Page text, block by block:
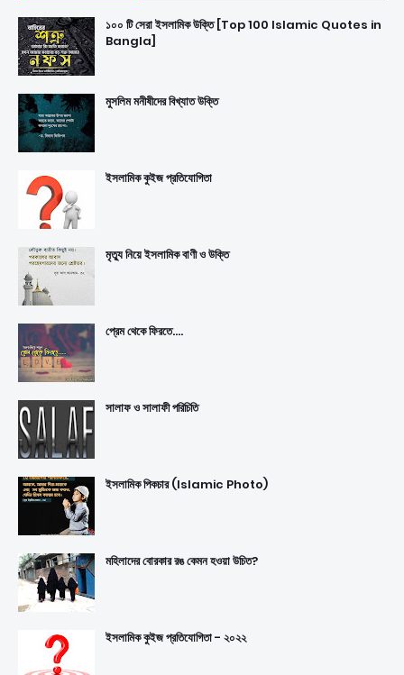
১০০ টি সেরা ইসলামিক উক্তি [Top 100 Islamic Quotes in
Bangla]
মুসলিম মনীষীদের বিখ্যাত উক্তি
ইসলামিক কুইজ প্রতিযোগিতা
মৃত্যু নিয়ে ইসলামিক বাণী ও উক্তি
প্রেম থেকে ফিরতে....
সালাফ ও সালাফী পরিচিতি
ইসলামিক পিকচার (Islamic Photo)
মহিলাদের বোরকার রঙ কেমন হওয়া উচিত?
ইসলামিক কুইজ প্রতিযোগিতা - ২০২২